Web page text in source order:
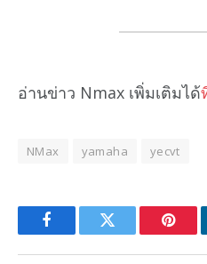
อ่านข่าว Nmax เพิ่มเติมได้
NMax yamaha yecvt
FacebookTwitter